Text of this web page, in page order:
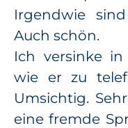
Irgendwie
Auch schön.
Ich versinke
wie er zu
Umsichtig.
eine fremde